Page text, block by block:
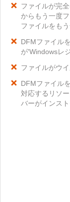
ファイルが完
からもう一度
ファイルをも
DFMファイル
が'Windowsレ
ファイルがウ
DFMファイル
対応するリソ
バーがインス